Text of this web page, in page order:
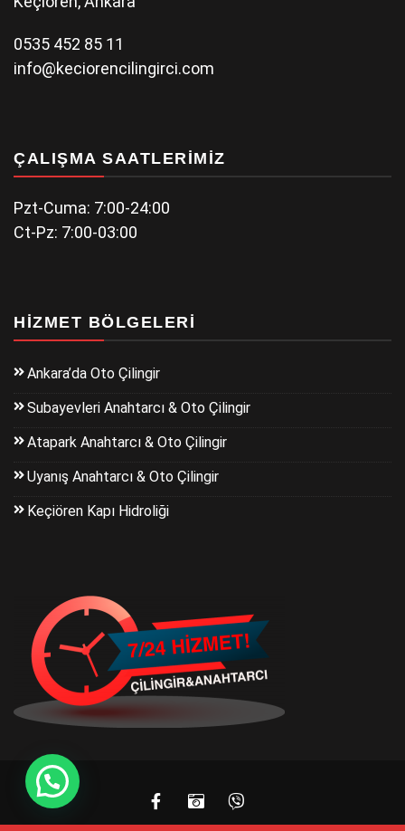
0535 452 85 11
info@keciorencilingirci.com
ÇALIŞMA SAATLERIMIZ
Pzt-Cuma: 7:00-24:00
Ct-Pz: 7:00-03:00
HIZMET BÖLGELERI
Ankara’da Oto Çilingir
Subayevleri Anahtarcı & Oto Çilingir
Atapark Anahtarcı & Oto Çilingir
Uyanış Anahtarcı & Oto Çilingir
Keçiören Kapı Hidroliği